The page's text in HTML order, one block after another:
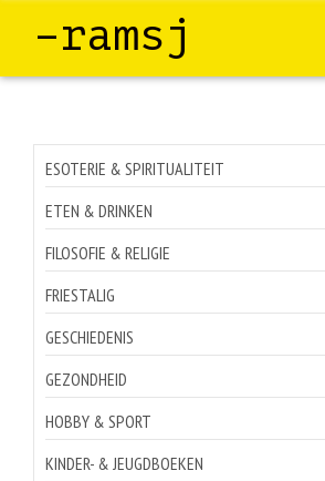
–ramsj
ESOTERIE & SPIRITUALITEIT
ETEN & DRINKEN
FILOSOFIE & RELIGIE
FRIESTALIG
GESCHIEDENIS
GEZONDHEID
HOBBY & SPORT
KINDER- & JEUGDBOEKEN